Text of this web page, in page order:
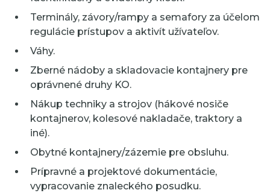
Terminály, závory/rampy a semafory za účelom
regulácie prístupov a aktivít užívateľov.
Váhy.
Zberné nádoby a skladovacie kontajnery pre
oprávnené druhy KO.
Nákup techniky a strojov (hákové nosiče
kontajnerov, kolesové nakladače, traktory a
iné).
Obytné kontajnery/zázemie pre obsluhu.
Prípravné a projektové dokumentácie,
vypracovanie znaleckého posudku.